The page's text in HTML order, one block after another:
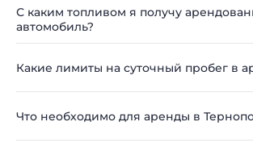
С каким топливом я получу
автомобиль?
Какие лимиты на суточный пробег в
Что необходимо для аренды в